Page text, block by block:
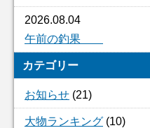
2026.08.04
午前の釣果
カテゴリー
お知らせ (21)
大物ランキング (10)